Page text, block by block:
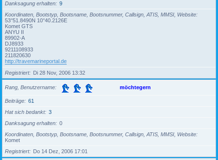
Danksagung erhalten
9
Koordinaten, Bootstyp, Bootsname, Bootsnummer, Callsign, ATIS, MMSI, Website
53°51.8490N 10°40.2126E
Komet GTS
ANYU II
89902-A
DJ8933
9211108933
211820630
http://travemarineportal.de
Registriert
Di 28 Nov, 2006 13:32
Rang, Benutzername möchtegern
Beiträge
61
Hat sich bedankt
3
Danksagung erhalten
0
Koordinaten, Bootstyp, Bootsname, Bootsnummer, Callsign, ATIS, MMSI, Website
Komet
Registriert
Do 14 Dez, 2006 17:01